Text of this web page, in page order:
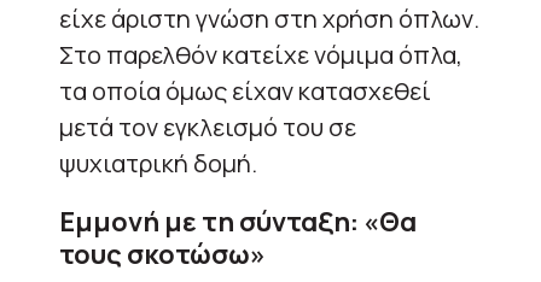
είχε άριστη γνώση στη χρήση όπλων.
Στο παρελθόν κατείχε νόμιμα όπλα,
τα οποία όμως είχαν κατασχεθεί
μετά τον εγκλεισμό του σε
ψυχιατρική δομή.
Εμμονή με τη σύνταξη: «Θα
τους σκοτώσω»